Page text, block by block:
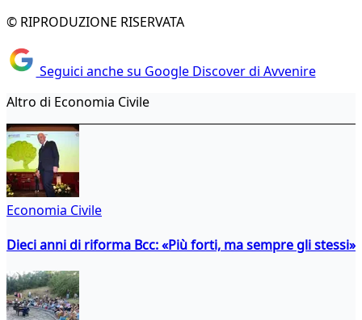
© RIPRODUZIONE RISERVATA
Seguici anche su Google Discover di Avvenire
Altro di Economia Civile
Economia Civile
Dieci anni di riforma Bcc: «Più forti, ma sempre gli stessi»